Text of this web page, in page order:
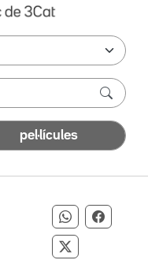
pel·lícules
Compartir
Compartir